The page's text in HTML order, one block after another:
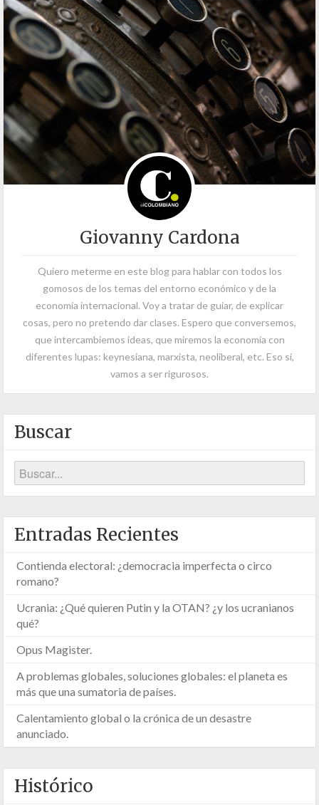
Giovanny Cardona
Quiero meterme en este blog para hablar con todos los
gomosos de los temas del entorno económico y de la
economía internacional. Voy a tratar de guiar, de explicar
cosas, pero no pretendo dar clases. Espero que conversemos,
que intercambiemos ideas, que miremos la economía con
diferentes lupas: keynesiana, marxista, neoliberal, etc. Eso sí,
vamos a ser rigurosos.
Buscar
Entradas Recientes
Contienda electoral: ¿democracia imperfecta o circo
romano?
Ucrania: ¿Qué quieren Putin y la OTAN? ¿y los ucranianos
qué?
Opus Magister.
A problemas globales, soluciones globales: el planeta es
más que una sumatoria de países.
Calentamiento global o la crónica de un desastre
anunciado.
Histórico